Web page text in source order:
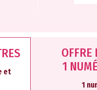
et
OFFRE
1
1